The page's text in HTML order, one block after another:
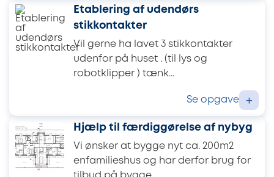
Etablering af udendørs
stikkontakter
Vil gerne ha lavet 3 stikkontakter
udenfor på huset . (til lys og
robotklipper ) tænk...
Se opgave +
Hjælp til færdiggørelse af nybyg
Vi ønsker at bygge nyt ca. 200m2
enfamilieshus og har derfor brug for